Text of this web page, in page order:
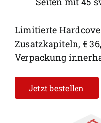
Limitierte
Zusatzkapiteln, €
Verpackung
Jetzt bestellen